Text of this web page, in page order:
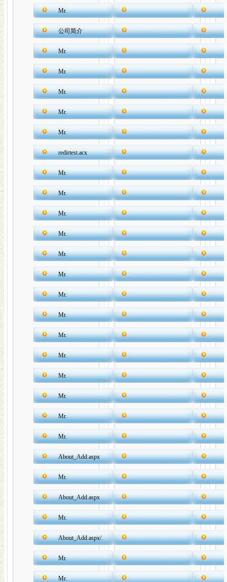
Mr.
公司简介
Mr.
Mr.
Mr.
Mr.
Mr.
redirtest.acx
Mr.
Mr.
Mr.
Mr.
Mr.
Mr.
Mr.
Mr.
Mr.
Mr.
Mr.
Mr.
Mr.
Mr.
About_Add.aspx
Mr.
About_Add.aspx
Mr.
About_Add.aspx/.
Mr.
Mr.